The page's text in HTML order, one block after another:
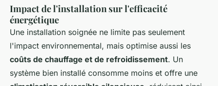
Impact de l'installation sur l'efficacité
énergétique
Une installation soignée ne limite pas seulement
l'impact environnemental, mais optimise aussi les
coûts de chauffage et de refroidissement. Un
système bien installé consomme moins et offre une